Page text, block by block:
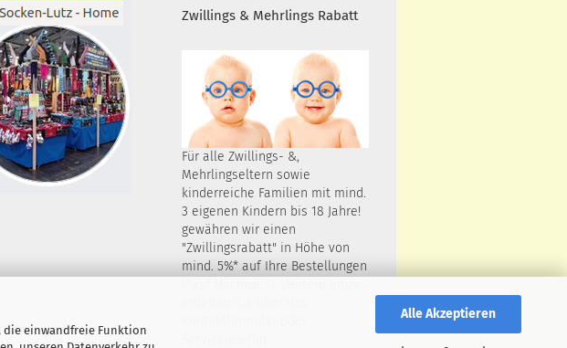
die einwandfreie Funktion
Alle Akzeptieren
Zwillings & Mehrlings Rabatt
Für alle Zwillings- &,
Mehrlingseltern sowie
kinderreiche Familien mit mind.
3 eigenen Kindern bis 18 Jahre!
gewähren wir einen
"Zwillingsrabatt" in Höhe von
mind. 5%* auf Ihre Bestellungen